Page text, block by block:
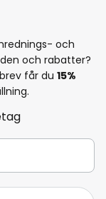
och
och rabatter?
får du 15%